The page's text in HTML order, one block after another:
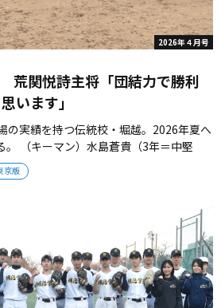
2026年４月号
京版
関悦詩主将「団結力で勝利
います」
の実績を持つ伝統校・堀越。2026年夏へ
。 （キーマン）水島蒼貴（3年＝中堅
負強い打撃をみせた左の好打者。１番
田中蓮珠（2年＝一塁手）中学時代は陸